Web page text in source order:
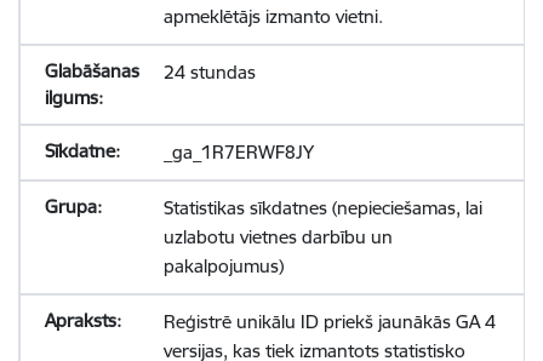
apmeklētājs izmanto vietni.
24 stundas
_ga_1R7ERWF8JY
Statistikas sīkdatnes (nepieciešamas, lai
uzlabotu vietnes darbību un
pakalpojumus)
Reģistrē unikālu ID priekš jaunākās GA 4
versijas, kas tiek izmantots statistisko